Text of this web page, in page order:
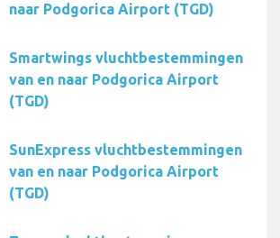
naar Podgorica Airport (TGD)
Smartwings vluchtbestemmingen
van en naar Podgorica Airport
(TGD)
SunExpress vluchtbestemmingen
van en naar Podgorica Airport
(TGD)